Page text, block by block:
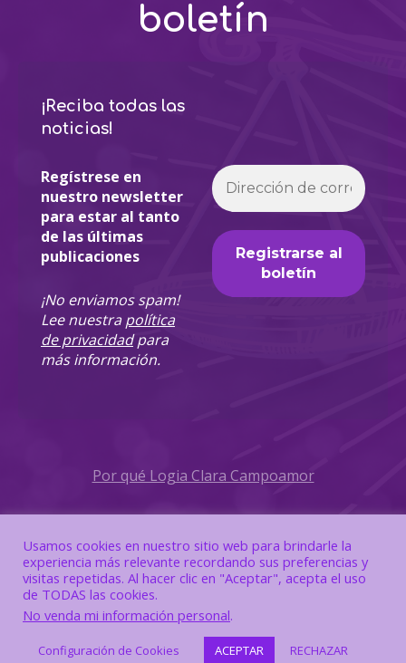
boletín
¡Reciba todas las
noticias!
Regístrese en
nuestro newsletter
para estar al tanto
de las últimas
publicaciones
¡No enviamos spam!
Lee nuestrapolítica
de privacidadpara
más información.
Por qué Logia Clara Campoamor
Política de Privacidad
Política de Cookies
Usamos cookies en nuestro sitio web para brindarle la
experiencia más relevante recordando sus preferencias y
visitas repetidas. Al hacer clic en "Aceptar", acepta el uso
de TODAS las cookies.
No venda mi información personal.
Configuración de Cookies ACEPTAR RECHAZAR